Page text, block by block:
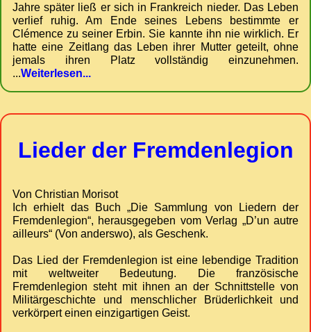
Jahre später ließ er sich in Frankreich nieder. Das Leben
verlief ruhig. Am Ende seines Lebens bestimmte er
Clémence zu seiner Erbin. Sie kannte ihn nie wirklich. Er
hatte eine Zeitlang das Leben ihrer Mutter geteilt, ohne
jemals ihren Platz vollständig einzunehmen.
...Weiterlesen...
Lieder der Fremdenlegion
Von Christian Morisot
Ich erhielt das Buch „Die Sammlung von Liedern der
Fremdenlegion“, herausgegeben vom Verlag „D’un autre
ailleurs“ (Von anderswo), als Geschenk.
Das Lied der Fremdenlegion ist eine lebendige Tradition
mit weltweiter Bedeutung. Die französische
Fremdenlegion steht mit ihnen an der Schnittstelle von
Militärgeschichte und menschlicher Brüderlichkeit und
verkörpert einen einzigartigen Geist.